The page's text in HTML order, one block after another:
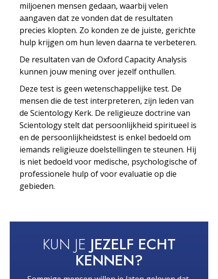
miljoenen mensen gedaan, waarbij velen
aangaven dat ze vonden dat de resultaten
precies klopten. Zo konden ze de juiste, gerichte
hulp krijgen om hun leven daarna te verbeteren.
De resultaten van de Oxford Capacity Analysis
kunnen jouw mening over jezelf onthullen.
Deze test is geen wetenschappelijke test. De
mensen die de test interpreteren, zijn leden van
de Scientology Kerk. De religieuze doctrine van
Scientology stelt dat persoonlijkheid spiritueel is
en de persoonlijkheidstest is enkel bedoeld om
iemands religieuze doelstellingen te steunen. Hij
is niet bedoeld voor medische, psychologische of
professionele hulp of voor evaluatie op die
gebieden.
KUN JE JEZELF ECHT
KENNEN?